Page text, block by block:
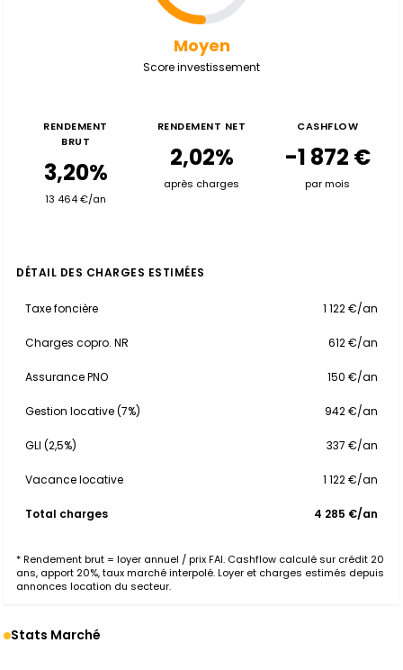
Moyen
Score investissement
RENDEMENT
BRUT
3,20%
13 464 €/an
RENDEMENT NET
2,02%
après charges
CASHFLOW
-1 872 €
par mois
DÉTAIL DES CHARGES ESTIMÉES
Taxe foncière 1 122 €/an
Charges copro. NR 612 €/an
Assurance PNO 150 €/an
Gestion locative (7%) 942 €/an
GLI (2,5%) 337 €/an
Vacance locative 1 122 €/an
Total charges 4 285 €/an
* Rendement brut = loyer annuel / prix FAI. Cashflow calculé sur crédit 20
ans, apport 20%, taux marché interpolé. Loyer et charges estimés depuis
annonces location du secteur.
Stats Marché